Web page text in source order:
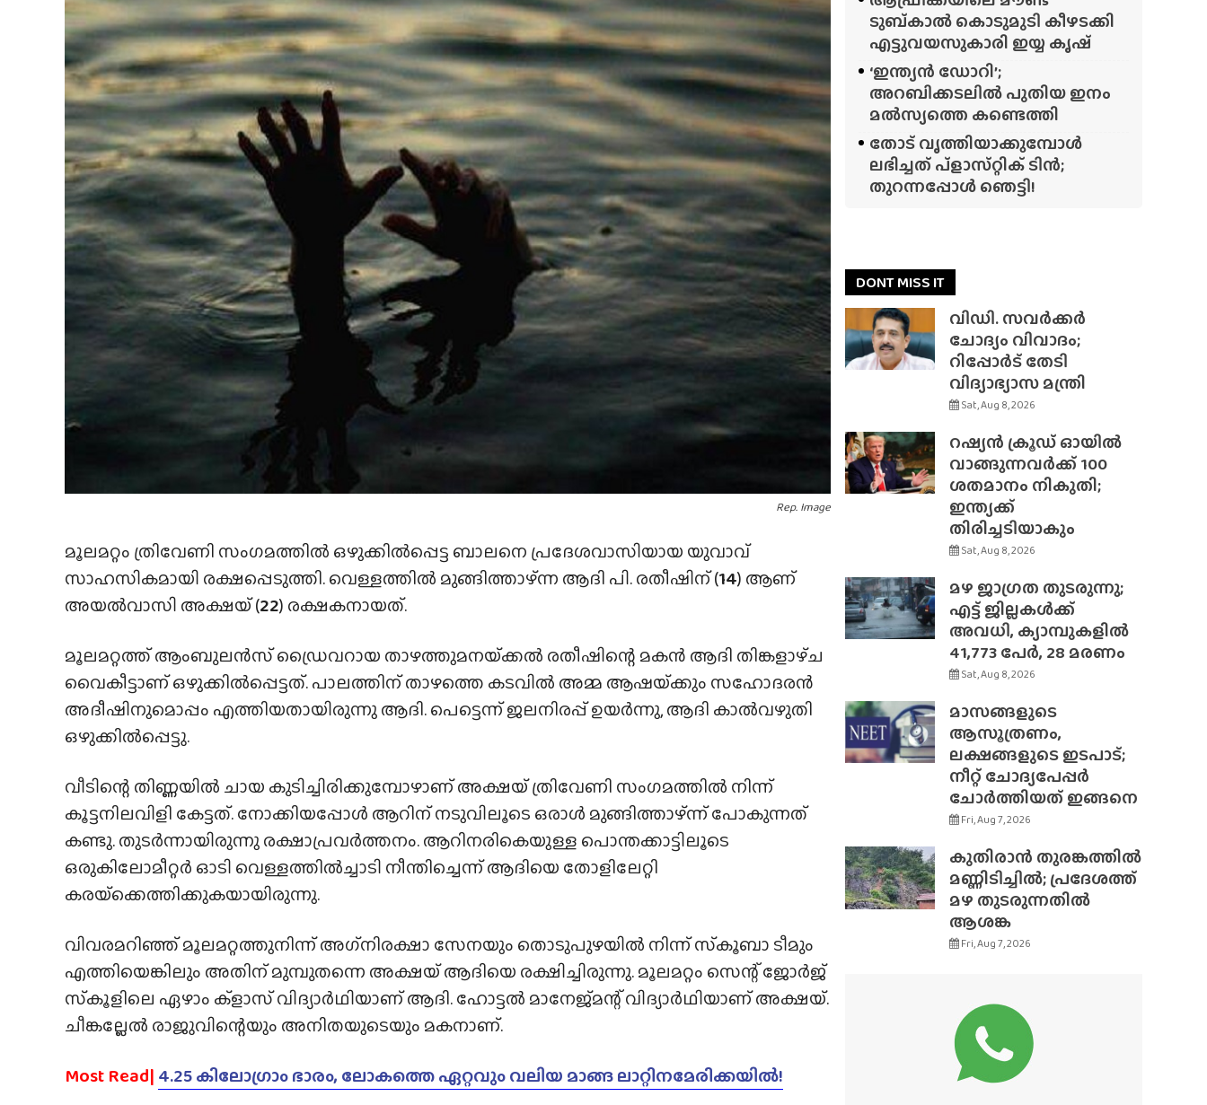
Rep. Image
മൂലമറ്റം ത്രിവേണി സംഗമത്തിൽ ഒഴുക്കിൽപ്പെട്ട ബാലനെ പ്രദേശവാസിയായ യുവാവ്
സാഹസികമായി രക്ഷപ്പെടുത്തി. വെള്ളത്തിൽ മുങ്ങിത്താഴ്‌ന്ന ആദി പി. രതീഷിന് (14) ആണ്
അയൽവാസി അക്ഷയ് (22) രക്ഷകനായത്.
മൂലമറ്റത്ത് ആംബുലൻസ് ഡ്രൈവറായ താഴത്തുമനയ്‌ക്കൽ രതീഷിന്റെ മകൻ ആദി തിങ്കളാഴ്‌ച
വൈകീട്ടാണ് ഒഴുക്കിൽപ്പെട്ടത്. പാലത്തിന് താഴത്തെ കടവിൽ അമ്മ ആഷയ്‌ക്കും സഹോദരൻ
അദീഷിനുമൊപ്പം എത്തിയതായിരുന്നു ആദി. പെട്ടെന്ന് ജലനിരപ്പ് ഉയർന്നു, ആദി കാൽവഴുതി
ഒഴുക്കിൽപ്പെട്ടു.
വീടിന്റെ തിണ്ണയിൽ ചായ കുടിച്ചിരിക്കുമ്പോഴാണ് അക്ഷയ് ത്രിവേണി സംഗമത്തിൽ നിന്ന്
കൂട്ടനിലവിളി കേട്ടത്. നോക്കിയപ്പോൾ ആറിന് നടുവിലൂടെ ഒരാൾ മുങ്ങിത്താഴ്ന്ന് പോകുന്നത്
കണ്ടു. തുടർന്നായിരുന്നു രക്ഷാപ്രവർത്തനം. ആറിനരികെയുള്ള പൊന്തക്കാട്ടിലൂടെ
ഒരുകിലോമീറ്റർ ഓടി വെള്ളത്തിൽച്ചാടി നീന്തിച്ചെന്ന് ആദിയെ തോളിലേറ്റി
കരയ്‌ക്കെത്തിക്കുകയായിരുന്നു.
വിവരമറിഞ്ഞ് മൂലമറ്റത്തുനിന്ന് അഗ്‌നിരക്ഷാ സേനയും തൊടുപുഴയിൽ നിന്ന് സ്‌കൂബാ ടീമും
എത്തിയെങ്കിലും അതിന് മുമ്പുതന്നെ അക്ഷയ് ആദിയെ രക്ഷിച്ചിരുന്നു. മൂലമറ്റം സെന്റ് ജോർജ്
സ്‌കൂളിലെ ഏഴാം ക്ളാസ് വിദ്യാർഥിയാണ് ആദി. ഹോട്ടൽ മാനേജ്‌മന്റ് വിദ്യാർഥിയാണ് അക്ഷയ്.
ചീങ്കല്ലേൽ രാജുവിന്റെയും അനിതയുടെയും മകനാണ്.
Most Read| 4.25 കിലോഗ്രാം ഭാരം, ലോകത്തെ ഏറ്റവും വലിയ മാങ്ങ ലാറ്റിനമേരിക്കയിൽ!
ടുബ്‌കാൽ കൊടുമുടി കീഴടക്കി
എട്ടുവയസുകാരി ഇയ്യ കൃഷ്
‘ഇന്ത്യൻ ഡോറി’;
അറബിക്കടലിൽ പുതിയ ഇനം
മൽസ്യത്തെ കണ്ടെത്തി
തോട് വൃത്തിയാക്കുമ്പോൾ
ലഭിച്ചത് പ്‌ളാസ്‌റ്റിക് ടിൻ;
തുറന്നപ്പോൾ ഞെട്ടി!
DONT MISS IT
വിഡി. സവർക്കർ
ചോദ്യം വിവാദം;
റിപ്പോർട് തേടി
വിദ്യാഭ്യാസ മന്ത്രി
Sat, Aug 8, 2026
റഷ്യൻ ക്രൂഡ് ഓയിൽ
വാങ്ങുന്നവർക്ക് 100
ശതമാനം നികുതി;
ഇന്ത്യക്ക്
തിരിച്ചടിയാകും
Sat, Aug 8, 2026
മഴ ജാഗ്രത തുടരുന്നു;
എട്ട് ജില്ലകൾക്ക്
അവധി, ക്യാമ്പുകളിൽ
41,773 പേർ, 28 മരണം
Sat, Aug 8, 2026
മാസങ്ങളുടെ
ആസൂത്രണം,
ലക്ഷങ്ങളുടെ ഇടപാട്;
നീറ്റ് ചോദ്യപേപ്പർ
ചോർത്തിയത് ഇങ്ങനെ
Fri, Aug 7, 2026
കുതിരാൻ തുരങ്കത്തിൽ
മണ്ണിടിച്ചിൽ; പ്രദേശത്ത്
മഴ തുടരുന്നതിൽ
ആശങ്ക
Fri, Aug 7, 2026